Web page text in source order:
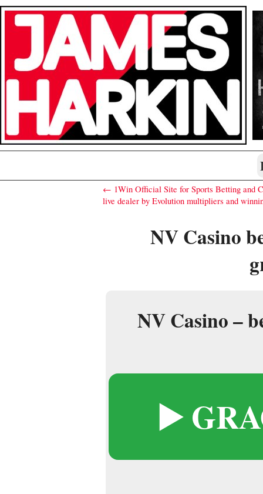
← 1Win Official Site for Sports Betting and
live dealer by Evolution multipliers and
NV Casino
NV Casino –
▶️